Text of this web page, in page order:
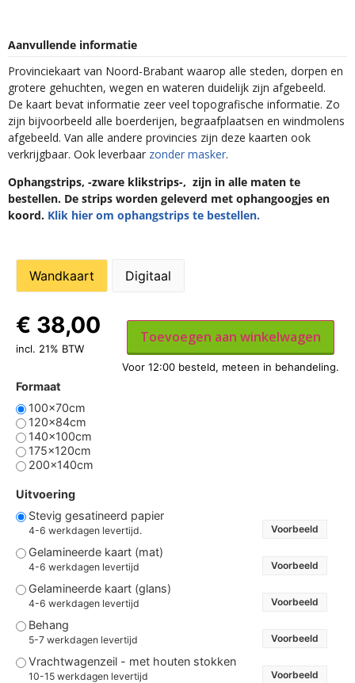
Aanvullende informatie
Provinciekaart van Noord-Brabant waarop alle steden, dorpen en
grotere gehuchten, wegen en wateren duidelijk zijn afgebeeld.
De kaart bevat informatie zeer veel topografische informatie. Zo
zijn bijvoorbeeld alle boerderijen, begraafplaatsen en windmolens
afgebeeld. Van alle andere provincies zijn deze kaarten ook
verkrijgbaar. Ook leverbaar zonder masker.
Ophangstrips, -zware klikstrips-, zijn in alle maten te
bestellen. De strips worden geleverd met ophangoogjes en
koord. Klik hier om ophangstrips te bestellen.
Wandkaart Digitaal
Formaat
100x70cm
120x84cm
140x100cm
175x120cm
200x140cm
Uitvoering
Stevig gesatineerd papier
4-6 werkdagen levertijd. Voorbeeld
Gelamineerde kaart (mat)
4-6 werkdagen levertijd Voorbeeld
Gelamineerde kaart (glans)
4-6 werkdagen levertijd Voorbeeld
Behang
5-7 werkdagen levertijd Voorbeeld
Vrachtwagenzeil - met houten stokken
10-15 werkdagen levertijd Voorbeeld
€ 38,00
incl. 21% BTW
Toevoegen aan winkelwagen